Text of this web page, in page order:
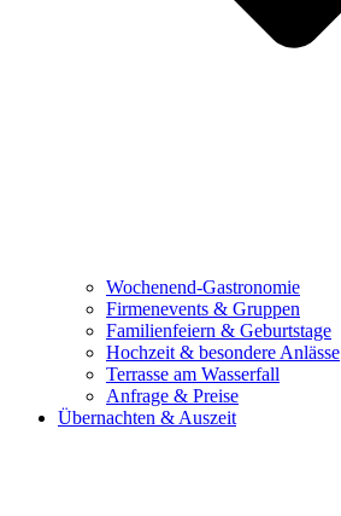
Wochenend-Gastronomie
Firmenevents & Gruppen
Familienfeiern & Geburtstage
Hochzeit & besondere Anlässe
Terrasse am Wasserfall
Anfrage & Preise
Übernachten & Auszeit